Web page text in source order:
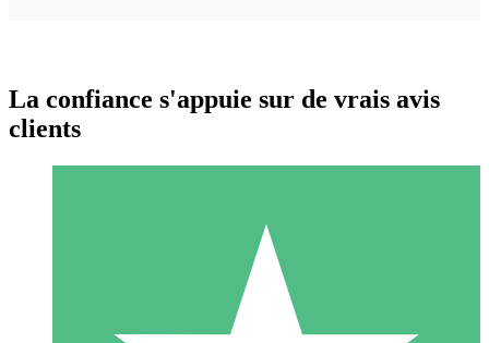
Packs de Crédits Individuels
Payez à l'utilisation avec des crédits de téléchargement. Sans
La confiance s'appuie sur de vrais avis
clients